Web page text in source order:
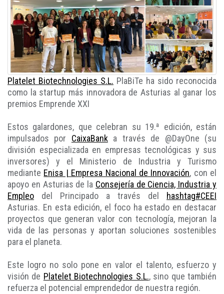
Platelet Biotechnologies S.L. PlaBiTe ha sido reconocida
como la startup más innovadora de Asturias al ganar los
premios Emprende XXI
Estos galardones, que celebran su 19.ª edición, están
impulsados por CaixaBanka través de @DayOne (su
división especializada en empresas tecnológicas y sus
inversores) y el Ministerio de Industria y Turismo
mediante Enisa | Empresa Nacional de Innovación, con el
apoyo en Asturias de la Consejería de Ciencia, Industria y
Empleo del Principado a través del hashtag#CEEI
Asturias. En esta edición, el foco ha estado en destacar
proyectos que generan valor con tecnología, mejoran la
vida de las personas y aportan soluciones sostenibles
para el planeta.
Este logro no solo pone en valor el talento, esfuerzo y
visión de Platelet Biotechnologies S.L., sino que también
refuerza el potencial emprendedor de nuestra región.